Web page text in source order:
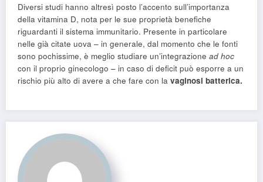
Diversi studi hanno altresì posto l’accento sull’importanza
della vitamina D, nota per le sue proprietà benefiche
riguardanti il sistema immunitario. Presente in particolare
nelle già citate uova – in generale, dal momento che le fonti
sono pochissime, è meglio studiare un’integrazione ad hoc
con il proprio ginecologo – in caso di deficit può esporre a un
rischio più alto di avere a che fare con la vaginosi batterica.